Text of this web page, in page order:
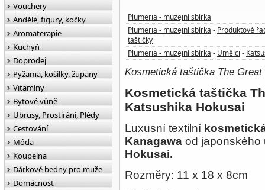
Plumeria - muzejní sbírka
Plumeria - muzejní sbírka - Produktové
taštičky
Plumeria - muzejní sbírka - Umělci -
Kosmetická taštička The
Kosmetická taštička
Katsushika Hokusai
Luxusní textilní
Kanagawa od japonského
Hokusai.
Rozměry: 11 x 18 x 8cm
Vouchery
Andělé, figury, kočky
Aromaterapie
Kuchyň
Doprodej
Pyžama, košilky, župany
Vitamíny
Bytové vůně
Ubrusy, Prostírání, Plédy
Cestování
Móda
Koupelna
Dárkové bedny pro muže
Domácnost